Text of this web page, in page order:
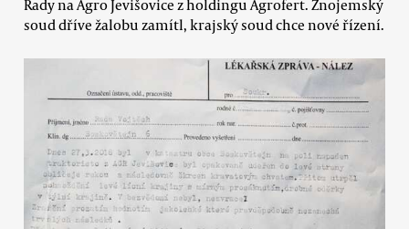
Rady na Agro Jevišovice z holdingu Agrofert. Znojemský
soud dříve žalobu zamítl, krajský soud chce nové řízení.